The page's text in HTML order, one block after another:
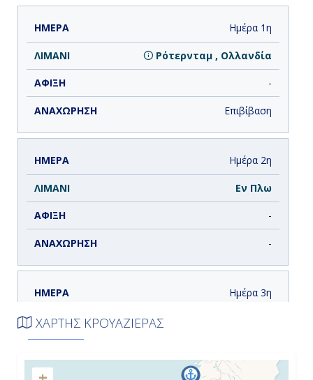
ΗΜΕΡΑ ΑΝΑΧΩΡΗΣΗ
Ημέρα 1η
Ρότερνταμ , Ολλανδία
-
Επιβίβαση
Ημέρα 2η
Εν Πλω
-
-
Ημέρα 3η
Εϊντφιόρδ, Νορβηγία
ΧΑΡΤΗΣ ΚΡΟΥΑΖΙΕΡΑΣ